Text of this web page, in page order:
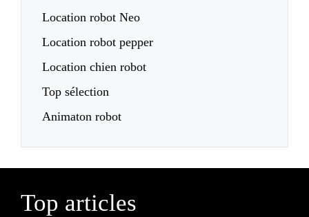
Location robot Neo
Location robot pepper
Location chien robot
Top sélection
Animaton robot
Top articles